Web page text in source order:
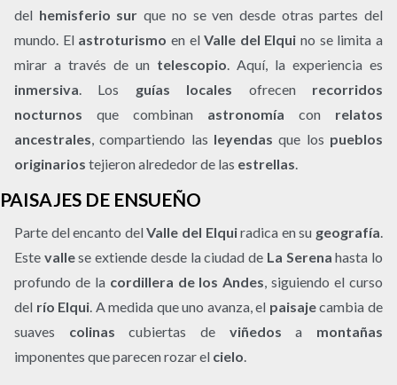
del hemisferio sur que no se ven desde otras partes del
mundo. El astroturismo en elValle del Elqui no se limita a
mirar a través de un telescopio. Aquí, la experiencia es
inmersiva. Los guías locales ofrecen recorridos
nocturnos que combinan astronomía con relatos
ancestrales, compartiendo las leyendas que los pueblos
originarios tejieron alrededor de las estrellas.
PAISAJES DE ENSUEÑO
Parte del encanto delValle del Elquiradica en su geografía
Este vallese extiende desde la ciudad de La Serena hasta lo
profundo de la cordillera de los Andes , siguiendo el curso
del río Elqui . A medida que uno avanza, el paisajecambia de
suaves colinas cubiertas de viñedos a montañas
imponentes que parecen rozar el cielo